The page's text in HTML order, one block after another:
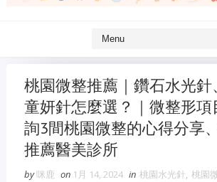
桃園微整推薦｜鑽石水光針
童妍針怎麼選？｜微整形項
詢3間桃園微整的心得分享
推薦醫美診所
by咪鹿 on 1月 14, 2024 in 桃園水光針, 桃園
冷氣維修 維修冷氣
維修冷氣
冷氣